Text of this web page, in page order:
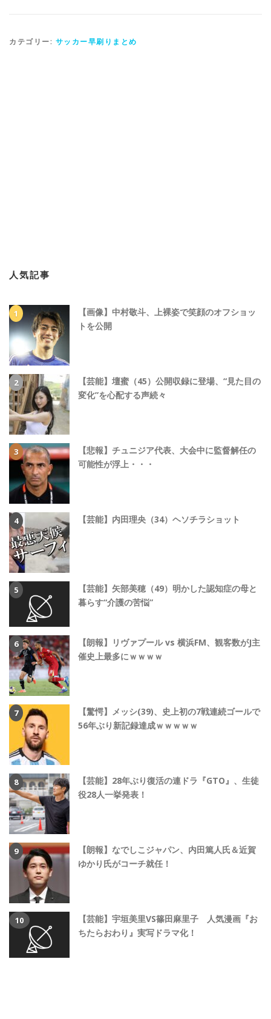
カテゴリー: サッカー早刷りまとめ
人気記事
【画像】中村敬斗、上裸姿で笑顔のオフショッ
トを公開
【芸能】壇蜜（45）公開収録に登場、“見た目の
変化”を心配する声続々
【悲報】チュニジア代表、大会中に監督解任の
可能性が浮上・・・
【芸能】内田理央（34）ヘソチラショット
【芸能】矢部美穂（49）明かした認知症の母と
暮らす“介護の苦悩”
【朗報】リヴァプール vs 横浜FM、観客数がJ主
催史上最多にｗｗｗｗ
【驚愕】メッシ(39)、史上初の7戦連続ゴールで
56年ぶり新記録達成ｗｗｗｗｗ
【芸能】28年ぶり復活の連ドラ『GTO』、生徒
役28人一挙発表！
【朗報】なでしこジャパン、内田篤人氏＆近賀
ゆかり氏がコーチ就任！
【芸能】宇垣美里VS篠田麻里子 人気漫画『お
ちたらおわり』実写ドラマ化！